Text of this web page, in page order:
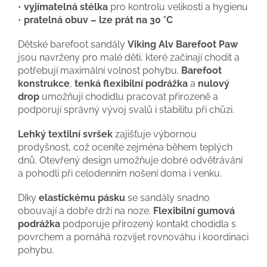
• vyjímatelná stélka pro kontrolu velikosti a hygienu
• pratelná obuv – lze prát na 30 °C
Dětské barefoot sandály Viking Alv Barefoot Paw
jsou navrženy pro malé děti, které začínají chodit a
potřebují maximální volnost pohybu. Barefoot
konstrukce, tenká flexibilní podrážka a nulový
drop umožňují chodidlu pracovat přirozeně a
podporují správný vývoj svalů i stabilitu při chůzi.
Lehký textilní svršek zajišťuje výbornou
prodyšnost, což oceníte zejména během teplých
dnů. Otevřený design umožňuje dobré odvětrávání
a pohodlí při celodenním nošení doma i venku.
Díky elastickému pásku se sandály snadno
obouvají a dobře drží na noze. Flexibilní gumová
podrážka podporuje přirozený kontakt chodidla s
povrchem a pomáhá rozvíjet rovnováhu i koordinaci
pohybu.